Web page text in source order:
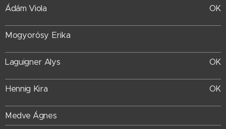
Ádám Viola OK
Mogyorósy Erika
Laguigner Alys OK
Hennig Kira OK
Medve Ágnes